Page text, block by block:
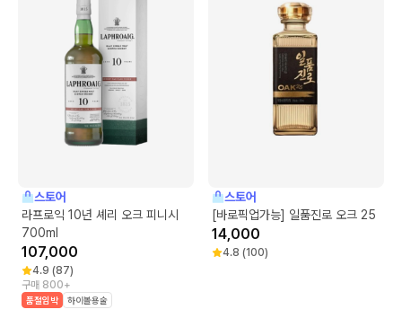
스토어
라프로익 10년 셰리 오크 피니시
700ml
107,000
4.9 (87)
구매 800+
품절임박 하이볼용술
스토어
[바로픽업가능] 일품진로 오크 25
14,000
4.8 (100)